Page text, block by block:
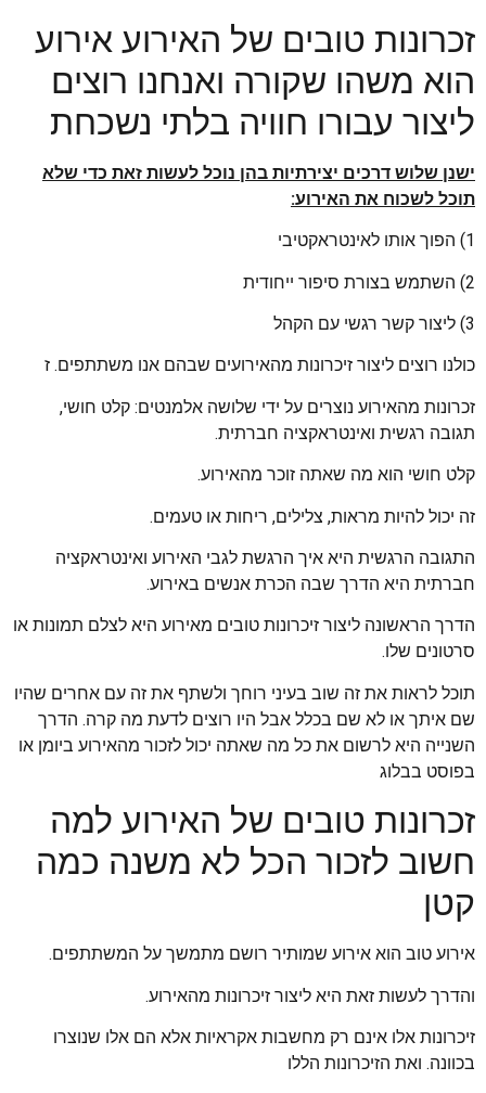
זכרונות טובים של האירוע אירוע
הוא משהו שקורה ואנחנו רוצים
ליצור עבורו חוויה בלתי נשכחת
ישנן שלוש דרכים יצירתיות בהן נוכל לעשות זאת כדי שלא
תוכל לשכוח את האירוע:
1) הפוך אותו לאינטראקטיבי
2) השתמש בצורת סיפור ייחודית
3) ליצור קשר רגשי עם הקהל
כולנו רוצים ליצור זיכרונות מהאירועים שבהם אנו משתתפים. ז
זכרונות מהאירוע נוצרים על ידי שלושה אלמנטים: קלט חושי,
תגובה רגשית ואינטראקציה חברתית.
קלט חושי הוא מה שאתה זוכר מהאירוע.
זה יכול להיות מראות, צלילים, ריחות או טעמים.
התגובה הרגשית היא איך הרגשת לגבי האירוע ואינטראקציה
חברתית היא הדרך שבה הכרת אנשים באירוע.
הדרך הראשונה ליצור זיכרונות טובים מאירוע היא לצלם תמונות או
סרטונים שלו.
תוכל לראות את זה שוב בעיני רוחך ולשתף את זה עם אחרים שהיו
שם איתך או לא שם בכלל אבל היו רוצים לדעת מה קרה. הדרך
השנייה היא לרשום את כל מה שאתה יכול לזכור מהאירוע ביומן או
בפוסט בבלוג
זכרונות טובים של האירוע למה
חשוב לזכור הכל לא משנה כמה
קטן
אירוע טוב הוא אירוע שמותיר רושם מתמשך על המשתתפים.
והדרך לעשות זאת היא ליצור זיכרונות מהאירוע.
זיכרונות אלו אינם רק מחשבות אקראיות אלא הם אלו שנוצרו
בכוונה. ואת הזיכרונות הללו